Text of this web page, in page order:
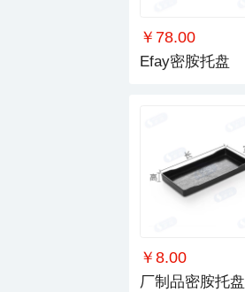
￥78.00
Efay密胺托盘
￥8.00
厂制品密胺托盘